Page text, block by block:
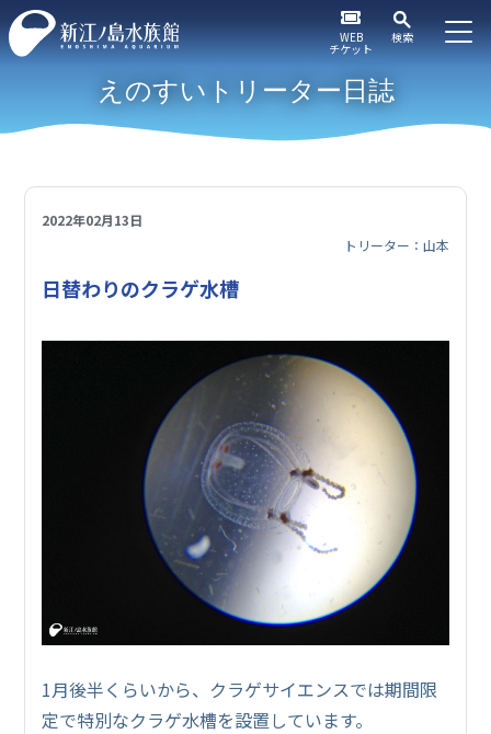
WEB
チケット
検索
えのすいトリーター日誌
2022年02月13日
トリーター：山本
日替わりのクラゲ水槽
1月後半くらいから、クラゲサイエンスでは期間限
定で特別なクラゲ水槽を設置しています。